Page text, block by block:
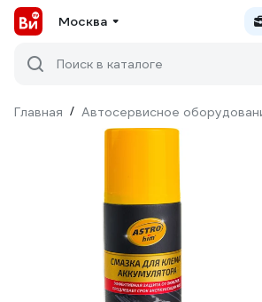
Москва
Поиск в каталоге
Главная / Автосервисное